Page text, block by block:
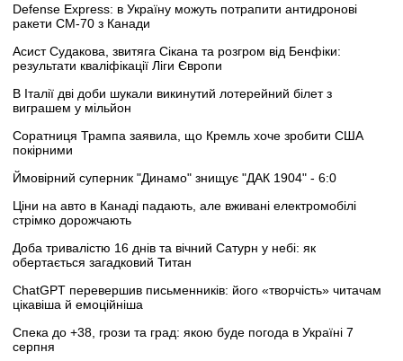
Defense Express: в Україну можуть потрапити антидронові
ракети CM-70 з Канади
Асист Судакова, звитяга Сікана та розгром від Бенфіки:
результати кваліфікації Ліги Європи
В Італії дві доби шукали викинутий лотерейний білет з
виграшем у мільйон
Соратниця Трампа заявила, що Кремль хоче зробити США
покірними
Ймовірний суперник "Динамо" знищує "ДАК 1904" - 6:0
Ціни на авто в Канаді падають, але вживані електромобілі
стрімко дорожчають
Доба тривалістю 16 днів та вічний Сатурн у небі: як
обертається загадковий Титан
ChatGPT перевершив письменників: його «творчість» читачам
цікавіша й емоційніша
Спека до +38, грози та град: якою буде погода в Україні 7
серпня